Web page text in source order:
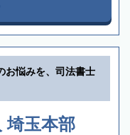
お悩みを、司法書士
埼玉本部